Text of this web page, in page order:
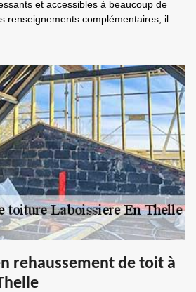
et accessibles à beaucoup de
renseignements complémentaires, il
rehaussement de toit à